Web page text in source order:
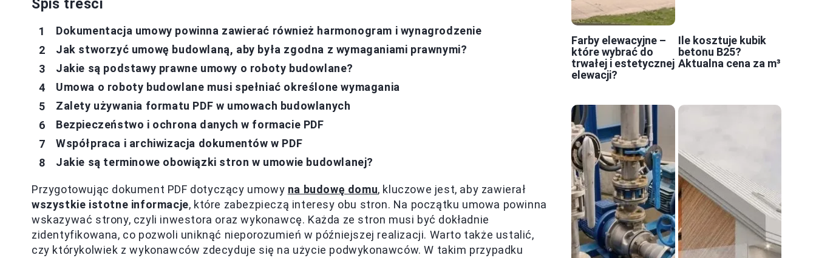
Spis treści
Dokumentacja umowy powinna zawierać również harmonogram i wynagrodzenie
Jak stworzyć umowę budowlaną, aby była zgodna z wymaganiami prawnymi?
Jakie są podstawy prawne umowy o roboty budowlane?
Umowa o roboty budowlane musi spełniać określone wymagania
Zalety używania formatu PDF w umowach budowlanych
Bezpieczeństwo i ochrona danych w formacie PDF
Współpraca i archiwizacja dokumentów w PDF
Jakie są terminowe obowiązki stron w umowie budowlanej?
Przygotowując dokument PDF dotyczący umowy na budowę domu, kluczowe jest, aby zawierał
wszystkie istotne informacje, które zabezpieczą interesy obu stron. Na początku umowa powinna
wskazywać strony, czyli inwestora oraz wykonawcę. Każda ze stron musi być dokładnie
zidentyfikowana, co pozwoli uniknąć nieporozumień w późniejszej realizacji. Warto także ustalić,
czy którykolwiek z wykonawców zdecyduje się na użycie podwykonawców. W takim przypadku
Farby elewacyjne –
które wybrać do
trwałej i estetycznej
elewacji?
Ile kosztuje kubik
betonu B25?
Aktualna cena za m³